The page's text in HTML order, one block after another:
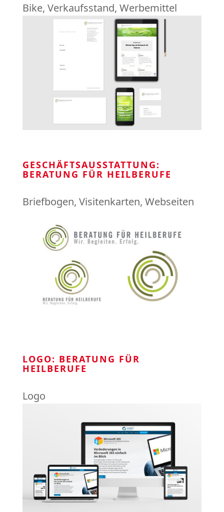
Bike, Verkaufsstand, Werbemittel
GESCHÄFTSAUSSTATTUNG:
BERATUNG FÜR HEILBERUFE
Briefbogen, Visitenkarten, Webseiten
LOGO: BERATUNG FÜR
HEILBERUFE
Logo